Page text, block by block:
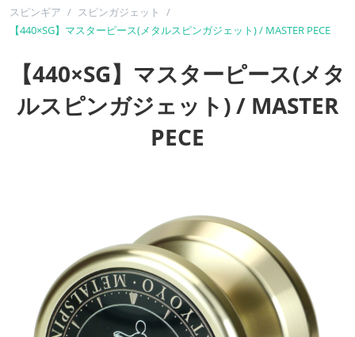
スピンギア / スピンガジェット
/
【440×SG】マスターピース(メタルスピンガジェット) / MASTER PECE
【440×SG】マスターピース(メタ
ルスピンガジェット) / MASTER
PECE